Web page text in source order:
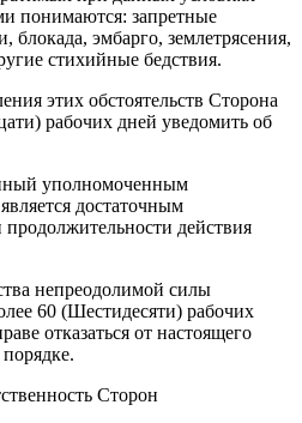
понимаются: запретные
блокада, эмбарго, землетрясения,
стихийные бедствия.
этих обстоятельств Сторона
рабочих дней уведомить об
уполномоченным
достаточным
действия
непреодолимой силы
60 (Шестидесяти) рабочих
отказаться от настоящего
Сторон